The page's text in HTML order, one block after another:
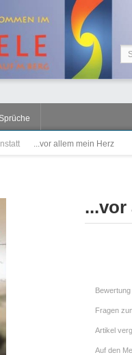
...vor allem mein Herz
...vor
Fragen
Artikel
Auf den